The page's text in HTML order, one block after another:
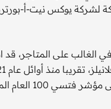
في الغالب على
المبيعات والأرباح بقوة.